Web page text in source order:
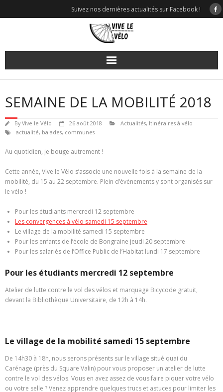
Suivez nos dernières actualités sur Facebook !
SEMAINE DE LA MOBILITÉ 2018
ByVive le Vélo 26 août 2018 Actualités, Itinéraires à vélo
actualité, balades, communes
Au quotidien, je bouge autrement !
Cette année, Vive le Vélo s’associe une nouvelle fois à la semaine de la
mobilité, du 15 au 22 septembre. Plein d’événements y sont organisés sur
le vélo !
Pour les étudiants mercredi 12 septembre
Les convergences à vélo samedi 15 septembre
Le village de la mobilité samedi 15 septembre
Pour les enfants de l’école de Bongraine jeudi 20 septembre
Pour les salariés de l’Office Public de l’Habitat lundi 17 septembre
Pour les étudiants mercredi 12 septembre
Atelier de lutte contre le vol des vélos et marquage Bicycode gratuit,
devant la Bibliothèque Universitaire, de 12h à 14h.
Le village de la mobilité samedi 15 septembre
De 14h30 à 18h, nous serons présents sur le village situé quai du
Carénage (près du Square Valin) pour vous proposer un atelier de lutte
contre le vol des vélos. Vous en avez assez de vous faire piquer votre vélo
ou votre selle ? Venez apprendre quelques trucs et astuces pour limiter les